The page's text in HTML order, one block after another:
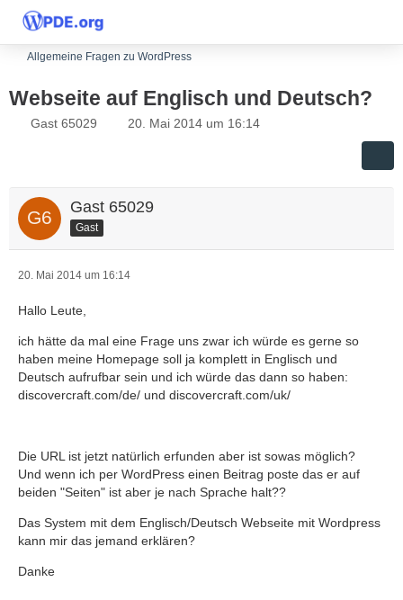
Allgemeine Fragen zu WordPress
Webseite auf Englisch und Deutsch?
Gast 65029 20. Mai 2014 um 16:14
Gast 65029
Gast
20. Mai 2014 um 16:14
Hallo Leute,
ich hätte da mal eine Frage uns zwar ich würde es gerne so
haben meine Homepage soll ja komplett in Englisch und
Deutsch aufrufbar sein und ich würde das dann so haben:
discovercraft.com/de/ und discovercraft.com/uk/
Die URL ist jetzt natürlich erfunden aber ist sowas möglich?
Und wenn ich per WordPress einen Beitrag poste das er auf
beiden "Seiten" ist aber je nach Sprache halt??
Das System mit dem Englisch/Deutsch Webseite mit Wordpress
kann mir das jemand erklären?
Danke